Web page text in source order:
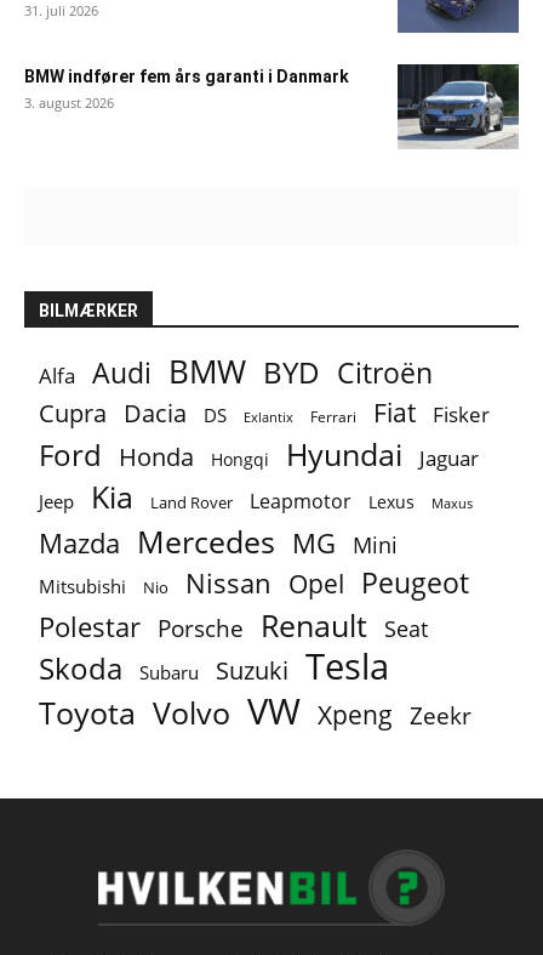
31. juli 2026
BMW indfører fem års garanti i Danmark
3. august 2026
BILMÆRKER
Alfa Audi BMW BYD Citroën
Cupra Dacia DS Exlantix Ferrari Fiat Fisker
Ford Honda Hongqi Hyundai Jaguar
Jeep Kia Land Rover Leapmotor Lexus Maxus
Mazda Mercedes MG Mini
Mitsubishi Nio Nissan Opel Peugeot
Polestar Porsche Renault Seat
Skoda Subaru Suzuki Tesla
Toyota Volvo VW Xpeng Zeekr